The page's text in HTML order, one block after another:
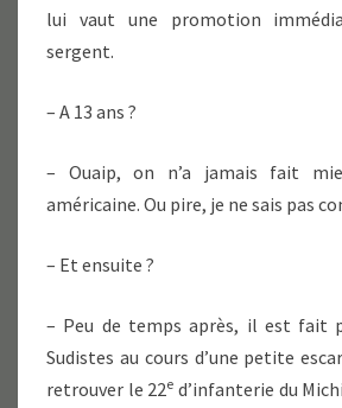
lui vaut une promotion
sergent.
– A 13 ans ?
– Ouaip, on n’a jamais fait
américaine. Ou pire, je ne sais pas
– Et ensuite ?
– Peu de temps après, il est fait
Sudistes au cours d’une petite
retrouver le 22e d’infanterie du